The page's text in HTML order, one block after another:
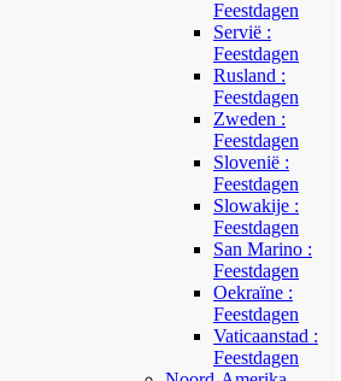
Feestdagen
Servië :
Feestdagen
Rusland :
Feestdagen
Zweden :
Feestdagen
Slovenië :
Feestdagen
Slowakije :
Feestdagen
San Marino :
Feestdagen
Oekraïne :
Feestdagen
Vaticaanstad :
Feestdagen